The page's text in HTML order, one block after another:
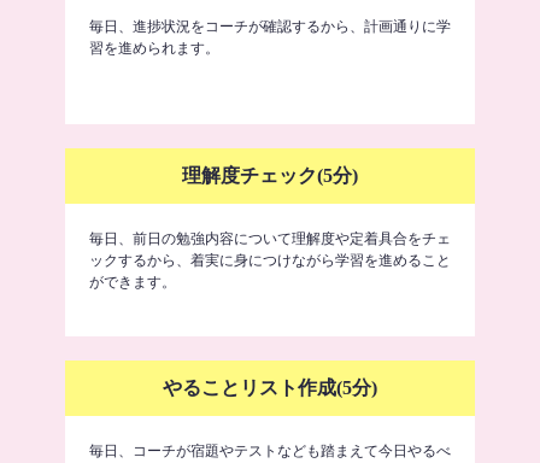
毎日、進捗状況をコーチが確認するから、計画通りに学
習を進められます。
理解度チェック(5分)
毎日、前日の勉強内容について理解度や定着具合をチェ
ックするから、着実に身につけながら学習を進めること
ができます。
やることリスト作成(5分)
毎日、コーチが宿題やテストなども踏まえて今日やるべ